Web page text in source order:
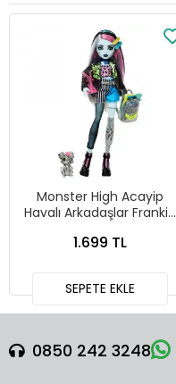
Monster High Acayip
Havalı Arkadaşlar Frankie
1.699 TL
SEPETE EKLE
0850 242 3248